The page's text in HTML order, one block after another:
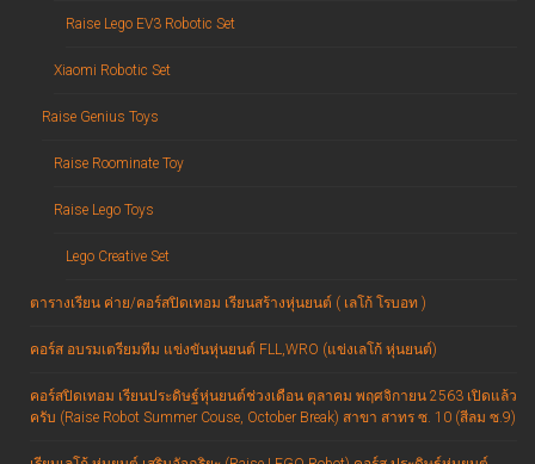
Raise Lego EV3 Robotic Set
Xiaomi Robotic Set
Raise Genius Toys
Raise Roominate Toy
Raise Lego Toys
Lego Creative Set
ตารางเรียน ค่าย/คอร์สปิดเทอม เรียนสร้างหุ่นยนต์ ( เลโก้ โรบอท )
คอร์ส อบรมเตรียมทีม แข่งขันหุ่นยนต์ FLL,WRO (แข่งเลโก้ หุ่นยนต์)
คอร์สปิดเทอม เรียนประดิษฐ์หุ่นยนต์ช่วงเดือน ตุลาคม พฤศจิกายน 2563 เปิดแล้ว
ครับ (Raise Robot Summer Couse, October Break) สาขา สาทร ซ. 10 (สีลม ซ.9)